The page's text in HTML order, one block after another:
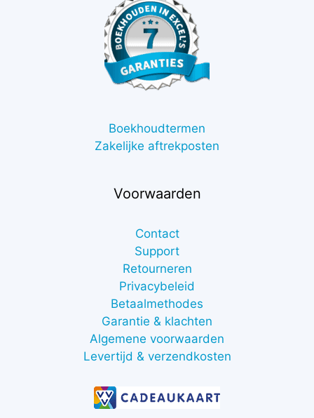
Boekhoudtermen
Zakelijke aftrekposten
Voorwaarden
Contact
Support
Retourneren
Privacybeleid
Betaalmethodes
Garantie & klachten
Algemene voorwaarden
Levertijd & verzendkosten